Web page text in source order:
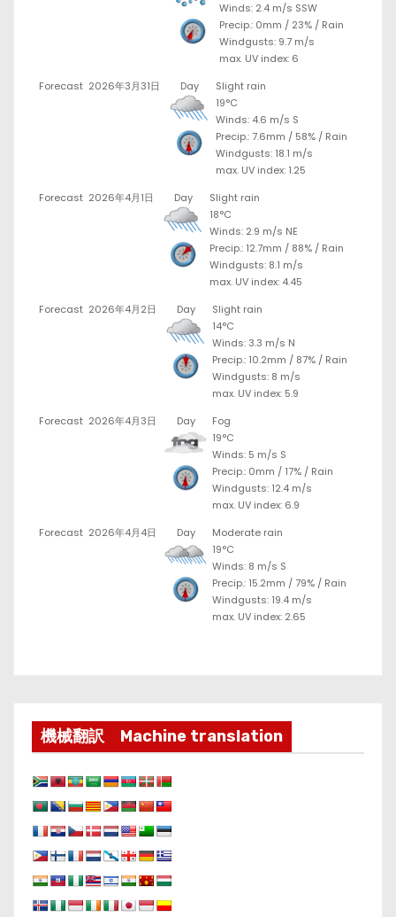
Winds: 2.4 m/s SSW
Precip.: 0mm / 23% / Rain
Windgusts: 9.7 m/s
max. UV index: 6
Forecast 2026年3月31日 Day
Slight rain
19°C
Winds: 4.6 m/s S
Precip.:7.6mm / 58% / Rain
Windgusts: 18.1 m/s
max. UV index: 1.25
Forecast 2026年4月1日 Day
Slight rain
18°C
Winds: 2.9 m/s NE
Precip.: 12.7mm / 88% / Rain
Windgusts: 8.1 m/s
max. UV index: 4.45
Forecast 2026年4月2日 Day
Slight rain
14°C
Winds: 3.3 m/s N
Precip.: 10.2mm / 87% / Rain
Windgusts: 8 m/s
max. UV index: 5.9
Forecast 2026年4月3日 Day
Fog
19°C
Winds: 5 m/s S
Precip.: 0mm / 17% / Rain
Windgusts: 12.4 m/s
max. UV index: 6.9
Forecast 2026年4月4日 Day
Moderate rain
19°C
Winds: 8 m/s S
Precip.: 15.2mm /79% / Rain
Windgusts: 19.4 m/s
max. UV index: 2.65
機械翻訳 Machine translation